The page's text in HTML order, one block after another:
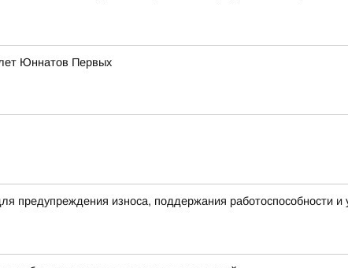
Юннатов Первых
предупреждения износа, поддержания работоспособности